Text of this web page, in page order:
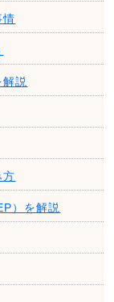
情
説
方
）を解説